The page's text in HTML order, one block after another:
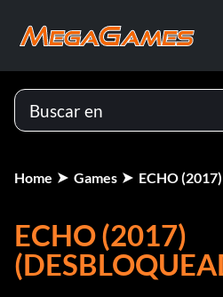
Home Games ECHO (2017)
ECHO (2017)